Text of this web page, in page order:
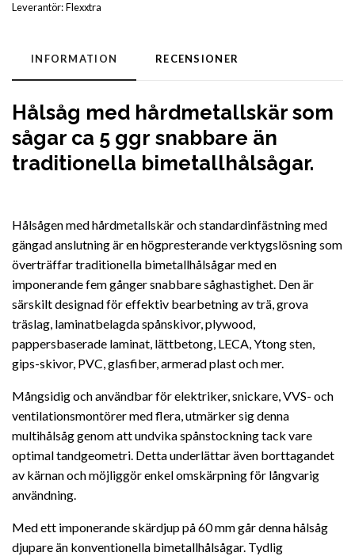
Leverantör:Flexxtra
INFORMATION RECENSIONER
Hålsåg med hårdmetallskär som
sågar ca 5 ggr snabbare än
traditionella bimetallhålsågar.
Hålsågen med hårdmetallskär och standardinfästning med
gängad anslutning är en högpresterande verktygslösning som
överträffar traditionella bimetallhålsågar med en
imponerande fem gånger snabbare såghastighet. Den är
särskilt designad för effektiv bearbetning av trä, grova
träslag, laminatbelagda spånskivor, plywood,
pappersbaserade laminat, lättbetong, LECA, Ytong sten,
gips-skivor, PVC, glasfiber, armerad plast och mer.
Mångsidig och användbar för elektriker, snickare, VVS- och
ventilationsmontörer med flera, utmärker sig denna
multihålsåg genom att undvika spånstockning tack vare
optimal tandgeometri. Detta underlättar även borttagandet
av kärnan och möjliggör enkel omskärpning för långvarig
användning.
Med ett imponerande skärdjup på 60 mm går denna hålsåg
djupare än konventionella bimetallhålsågar. Tydlig